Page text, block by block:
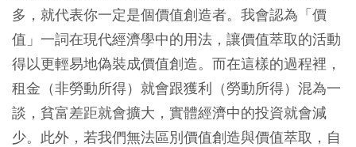
多，就代表你一定是個價值創造者。我會認為「價
值」一詞在現代經濟學中的用法，讓價值萃取的活動
得以更輕易地偽裝成價值創造。而在這樣的過程裡，
租金（非勞動所得）就會跟獲利（勞動所得）混為一
談，貧富差距就會擴大，實體經濟中的投資就會減
少。此外，若我們無法區別價值創造與價值萃取，自